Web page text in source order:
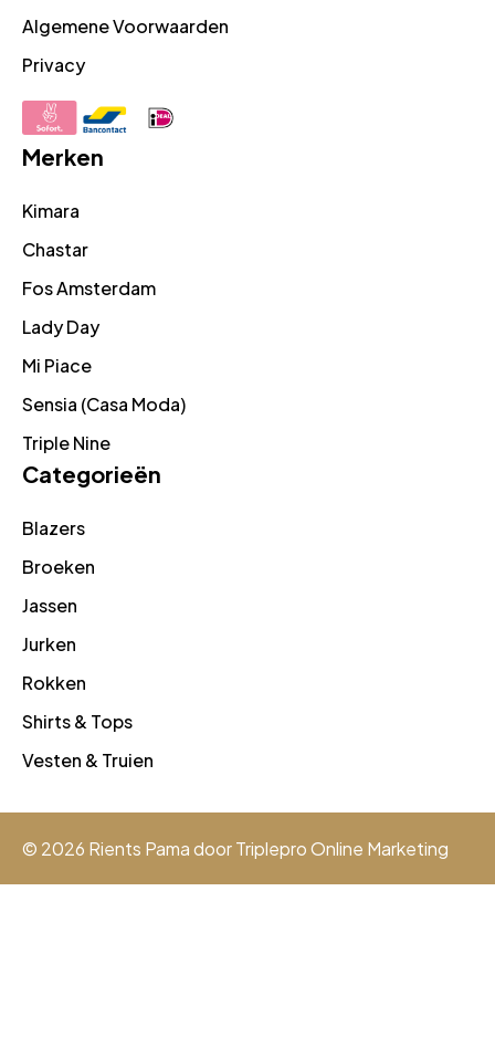
Algemene Voorwaarden
Privacy
Merken
Kimara
Chastar
Fos Amsterdam
Lady Day
Mi Piace
Sensia (Casa Moda)
Triple Nine
Categorieën
Blazers
Broeken
Jassen
Jurken
Rokken
Shirts & Tops
Vesten & Truien
© 2026 Rients Pama doorTriplepro Online Marketing